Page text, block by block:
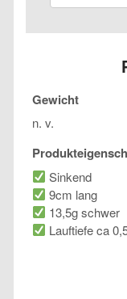
Tokio
Menge
Gewicht
n. v.
Sinkend
9cm lang
13,5g schwer
Lauftiefe ca